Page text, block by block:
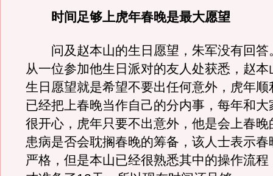
时间足够上虎年春晚是最大愿望
问及赵本山的生日愿望，朱军没有回答
从一位参加他生日派对的友人处获悉，赵
生日愿望就是希望不要出任何意外，虎年顺
已经把上春晚当作自己的分内事，每年和
很开心，虎年只要不出意外，他是会上春晚
患病是否会耽搁春晚的筹备，该人士表示春
严格，但是本山已经很熟悉其中的操作流